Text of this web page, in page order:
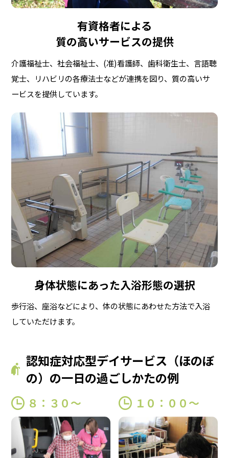
有資格者による
質の高いサービスの提供
介護福祉士、社会福祉士、(准)看護師、歯科衛生士、言語聴
覚士、リハビリの各療法士などが連携を図り、質の高いサ
ービスを提供しています。
身体状態にあった入浴形態の選択
歩行浴、座浴などにより、体の状態にあわせた方法で入浴
していただけます。
認知症対応型デイサービス（ほのぼ
の）の一日の過ごしかたの例
８：３０〜 １０：００〜